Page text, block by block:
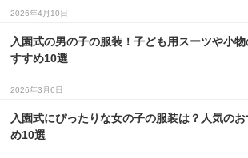
2026年4月10日
入園式の男の子の服装！子ども用スーツや小物
すすめ10選
2026年3月6日
入園式にぴったりな女の子の服装は？人気のお
め10選